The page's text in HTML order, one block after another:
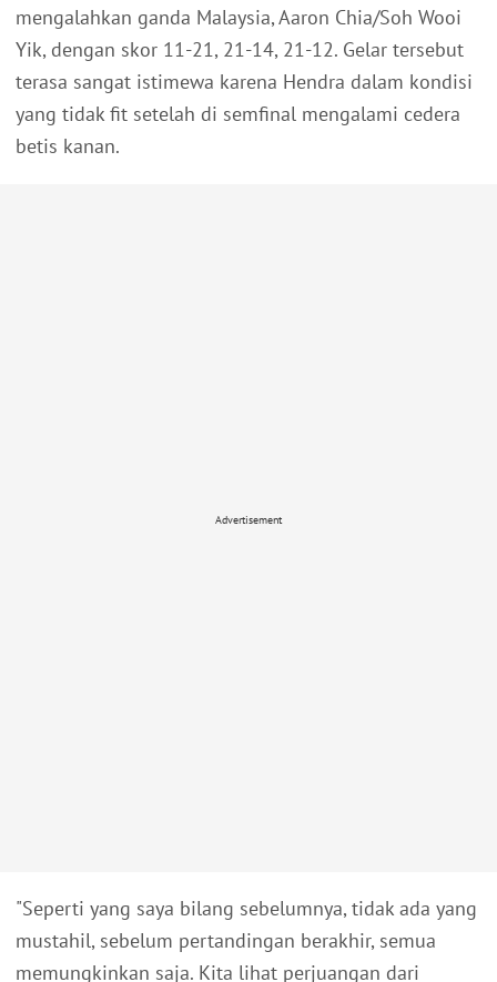
mengalahkan ganda Malaysia, Aaron Chia/Soh Wooi
Yik, dengan skor 11-21, 21-14, 21-12. Gelar tersebut
terasa sangat istimewa karena Hendra dalam kondisi
yang tidak fit setelah di semfinal mengalami cedera
betis kanan.
Advertisement
"Seperti yang saya bilang sebelumnya, tidak ada yang
mustahil, sebelum pertandingan berakhir, semua
memungkinkan saja. Kita lihat perjuangan dari